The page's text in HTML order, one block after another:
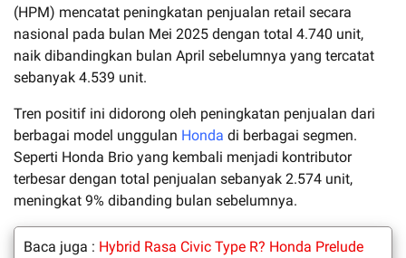
(HPM) mencatat peningkatan penjualan retail secara
nasional pada bulan Mei 2025 dengan total 4.740 unit,
naik dibandingkan bulan April sebelumnya yang tercatat
sebanyak 4.539 unit.
Tren positif ini didorong oleh peningkatan penjualan dari
berbagai model unggulan Honda di berbagai segmen.
Seperti Honda Brio yang kembali menjadi kontributor
terbesar dengan total penjualan sebanyak 2.574 unit,
meningkat 9% dibanding bulan sebelumnya.
Baca juga : Hybrid Rasa Civic Type R? Honda Prelude